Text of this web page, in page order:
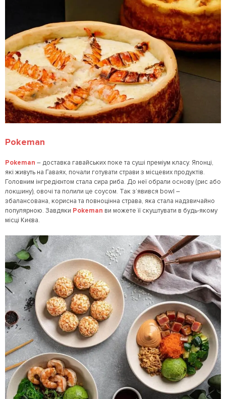
Pokeman
Pokeman – доставка гавайських поке та суші преміум класу. Японці,
які живуть на Гаваях, почали готувати страви з місцевих продуктів.
Головним інгредієнтом стала сира риба. До неї обрали основу (рис або
локшину), овочі та полили це соусом. Так з’явився bowl –
збалансована, корисна та повноцінна страва, яка стала надзвичайно
популярною. Завдяки Pokeman ви можете її скуштувати в будь-якому
місці Києва.